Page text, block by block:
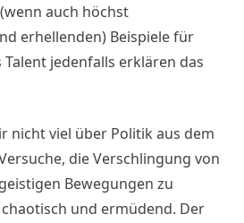
auch höchst
erhellenden) Beispiele für
jedenfalls erklären das
nicht viel über Politik aus dem
die Verschlingung von
Bewegungen zu
und ermüdend. Der